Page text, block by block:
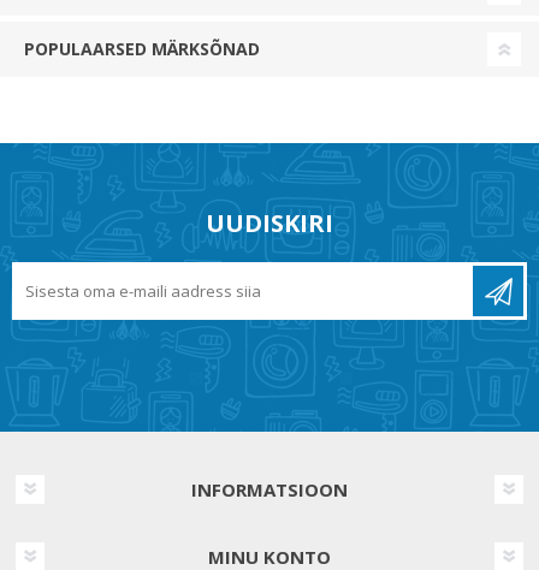
POPULAARSED MÄRKSÕNAD
UUDISKIRI
INFORMATSIOON
MINU KONTO